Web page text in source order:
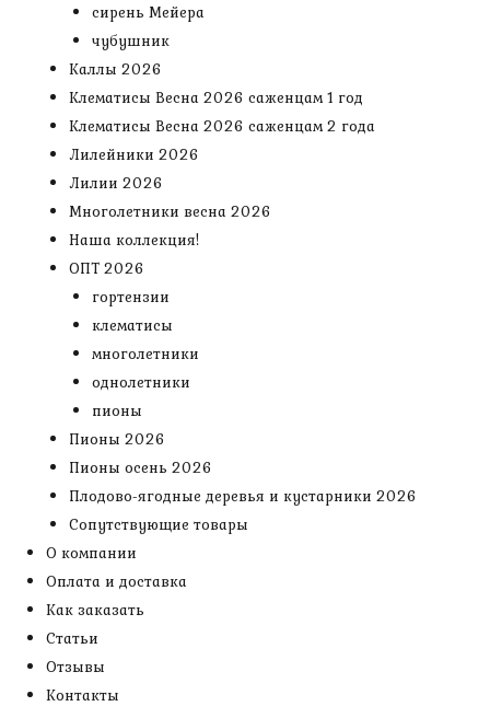
сирень Мейера
чубушник
Каллы 2026
Клематисы Весна 2026 саженцам 1 год
Клематисы Весна 2026 саженцам 2 года
Лилейники 2026
Лилии 2026
Многолетники весна 2026
Наша коллекция!
ОПТ 2026
гортензии
клематисы
многолетники
однолетники
пионы
Пионы 2026
Пионы осень 2026
Плодово-ягодные деревья и кустарники 2026
Сопутствующие товары
О компании
Оплата и доставка
Как заказать
Статьи
Отзывы
Контакты